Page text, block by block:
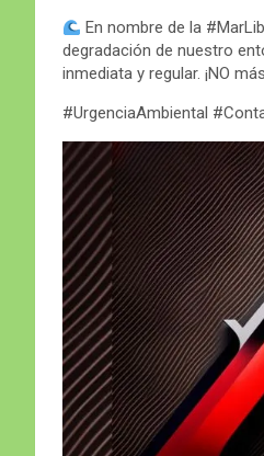
En nombre de la
degradación de nuestro
inmediata y regular. ¡NO
#UrgenciaAmbiental